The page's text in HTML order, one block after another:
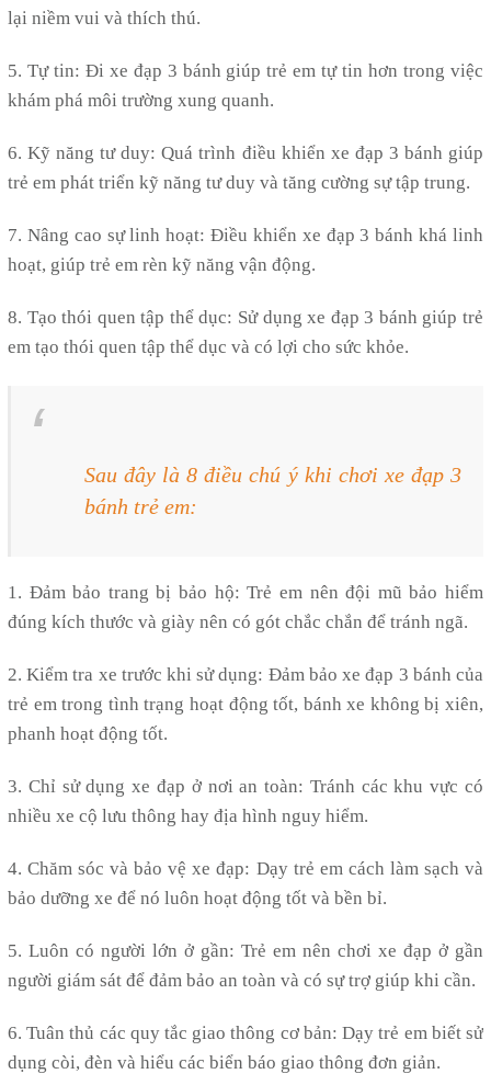
lại niềm vui và thích thú.
5. Tự tin: Đi xe đạp 3 bánh giúp trẻ em tự tin hơn trong việc
khám phá môi trường xung quanh.
6. Kỹ năng tư duy: Quá trình điều khiển xe đạp 3 bánh giúp
trẻ em phát triển kỹ năng tư duy và tăng cường sự tập trung.
7. Nâng cao sự linh hoạt: Điều khiển xe đạp 3 bánh khá linh
hoạt, giúp trẻ em rèn kỹ năng vận động.
8. Tạo thói quen tập thể dục: Sử dụng xe đạp 3 bánh giúp trẻ
em tạo thói quen tập thể dục và có lợi cho sức khỏe.
Sau đây là 8 điều chú ý khi chơi xe đạp 3
bánh trẻ em:
1. Đảm bảo trang bị bảo hộ: Trẻ em nên đội mũ bảo hiểm
đúng kích thước và giày nên có gót chắc chắn để tránh ngã.
2. Kiểm tra xe trước khi sử dụng: Đảm bảo xe đạp 3 bánh của
trẻ em trong tình trạng hoạt động tốt, bánh xe không bị xiên,
phanh hoạt động tốt.
3. Chỉ sử dụng xe đạp ở nơi an toàn: Tránh các khu vực có
nhiều xe cộ lưu thông hay địa hình nguy hiểm.
4. Chăm sóc và bảo vệ xe đạp: Dạy trẻ em cách làm sạch và
bảo dưỡng xe để nó luôn hoạt động tốt và bền bỉ.
5. Luôn có người lớn ở gần: Trẻ em nên chơi xe đạp ở gần
người giám sát để đảm bảo an toàn và có sự trợ giúp khi cần.
6. Tuân thủ các quy tắc giao thông cơ bản: Dạy trẻ em biết sử
dụng còi, đèn và hiểu các biển báo giao thông đơn giản.